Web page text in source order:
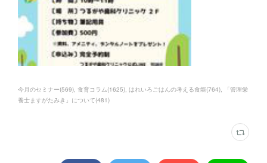
今月のセミナー(569) 食育コラム(1625) はれいろごはんの考える食能(764)
「管理栄
養士ますがたみき」について(481)